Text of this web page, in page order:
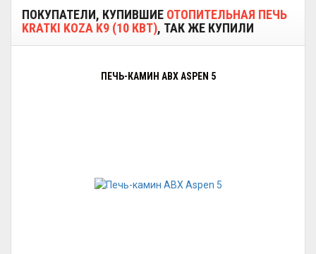
ПОКУПАТЕЛИ, КУПИВШИЕ ОТОПИТЕЛЬНАЯ ПЕЧЬ
KRATKI KOZA K9 (10 КВТ), ТАК ЖЕ КУПИЛИ
ПЕЧЬ-КАМИН ABX ASPEN 5